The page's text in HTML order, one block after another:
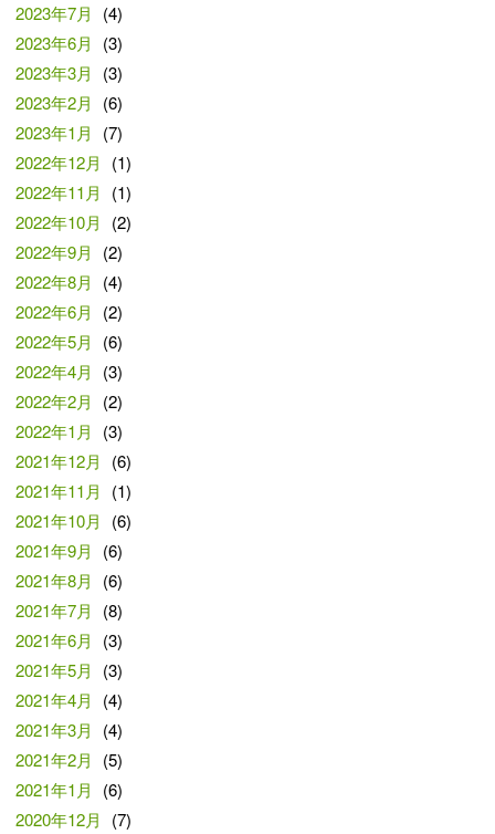
2023年7月
(4)
2023年6月
(3)
2023年3月
(3)
2023年2月
(6)
2023年1月
(7)
2022年12月
(1)
2022年11月
(1)
2022年10月
(2)
2022年9月
(2)
2022年8月
(4)
2022年6月
(2)
2022年5月
(6)
2022年4月
(3)
2022年2月
(2)
2022年1月
(3)
2021年12月
(6)
2021年11月
(1)
2021年10月
(6)
2021年9月
(6)
2021年8月
(6)
2021年7月
(8)
2021年6月
(3)
2021年5月
(3)
2021年4月
(4)
2021年3月
(4)
2021年2月
(5)
2021年1月
(6)
2020年12月
(7)